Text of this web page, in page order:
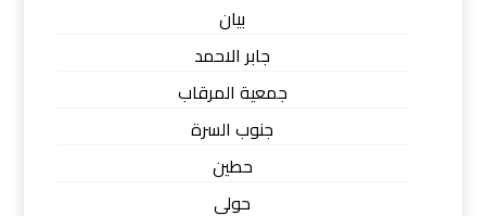
بيان
جابر الاحمد
جمعية المرقاب
جنوب السرة
حطين
حولي